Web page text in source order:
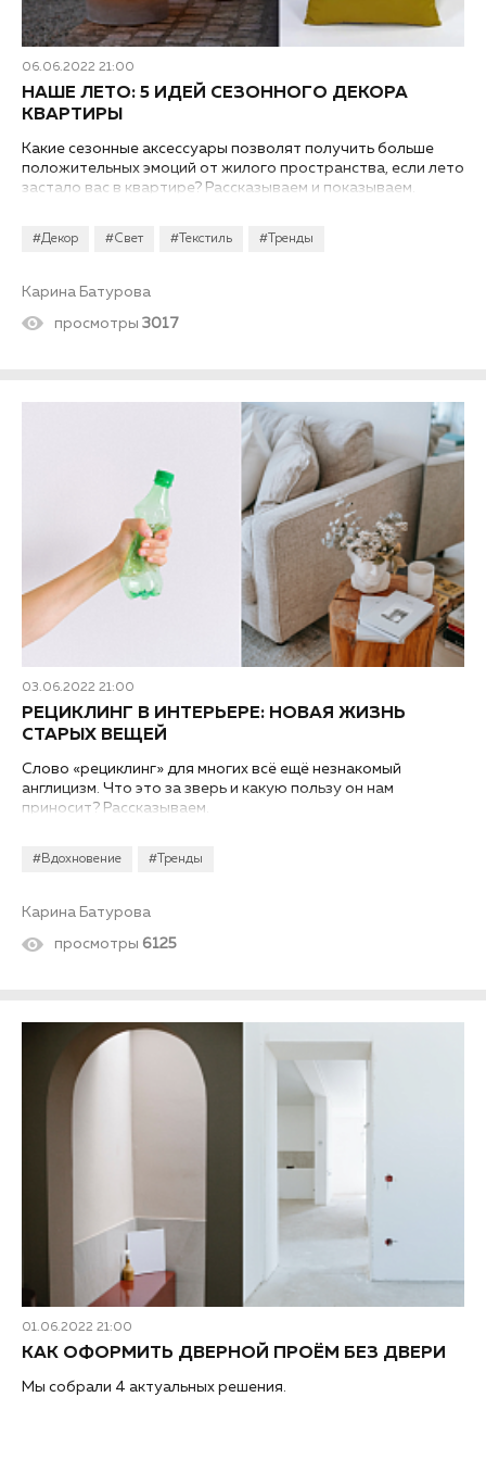
06.06.2022 21:00
#Декор #Свет #Текстиль #Тренды
НАШЕ ЛЕТО: 5 ИДЕЙ СЕЗОННОГО ДЕКОРА
КВАРТИРЫ
Какие сезонные аксессуары позволят получить больше
положительных эмоций от жилого пространства, если лето
застало вас в квартире? Рассказываем и показываем.
Карина Батурова
просмотры 3017
03.06.2022 21:00
#Вдохновение #Тренды
РЕЦИКЛИНГ В ИНТЕРЬЕРЕ: НОВАЯ ЖИЗНЬ
СТАРЫХ ВЕЩЕЙ
Слово «рециклинг» для многих всё ещё незнакомый
англицизм. Что это за зверь и какую пользу он нам
приносит? Рассказываем.
Карина Батурова
просмотры 6125
01.06.2022 21:00
КАК ОФОРМИТЬ ДВЕРНОЙ ПРОЁМ БЕЗ ДВЕРИ
Мы собрали 4 актуальных решения.